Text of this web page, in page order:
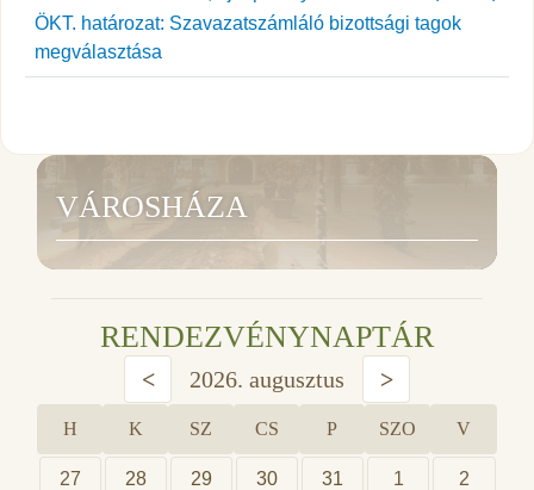
ÖKT. határozat: Szavazatszámláló bizottsági tagok
megválasztása
VÁROSHÁZA
RENDEZVÉNYNAPTÁR
< 2026. augusztus >
H K SZ CS P SZO V
27 28 29 30 31 1 2